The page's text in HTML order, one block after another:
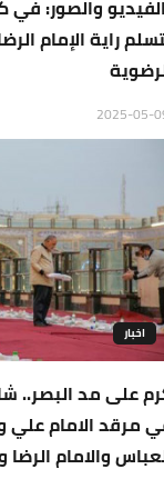
والصور: في
راية الإمام
اخبار
على مد البصر..
مرقد الامام علي
والامام